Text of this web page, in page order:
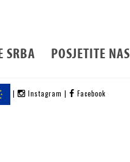
SRBA POSJETITE NAS
| Instagram | Facebook